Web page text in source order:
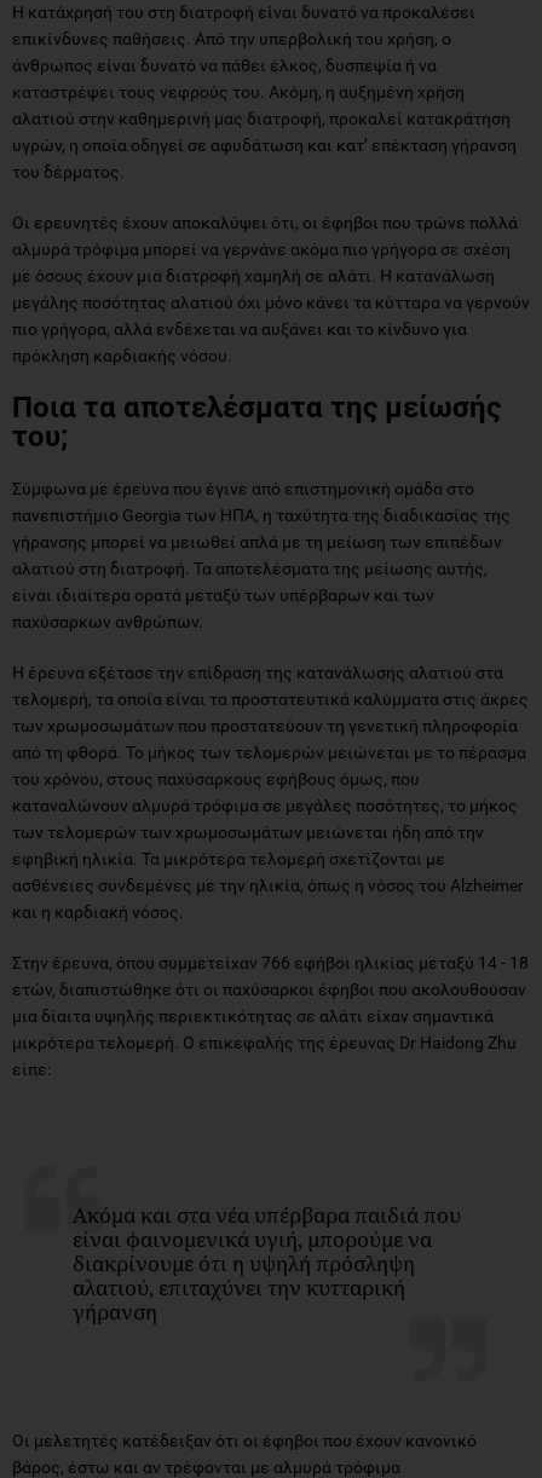
Η κατάχρησή του στη διατροφή είναι δυνατό να προκαλέσει
επικίνδυνες παθήσεις. Από την υπερβολική του χρήση, ο
άνθρωπος είναι δυνατό να πάθει έλκος, δυσπεψία ή να
καταστρέψει τους νεφρούς του. Ακόμη, η αυξημένη χρήση
αλατιού στην καθημερινή μας διατροφή, προκαλεί κατακράτηση
υγρών, η οποία οδηγεί σε αφυδάτωση και κατ’ επέκταση γήρανση
του δέρματος.
Οι ερευνητές έχουν αποκαλύψει ότι, οι έφηβοι που τρώνε πολλά
αλμυρά τρόφιμα μπορεί να γερνάνε ακόμα πιο γρήγορα σε σχέση
με όσους έχουν μια διατροφή χαμηλή σε αλάτι. Η κατανάλωση
μεγάλης ποσότητας αλατιού όχι μόνο κάνει τα κύτταρα να γερνούν
πιο γρήγορα, αλλά ενδέχεται να αυξάνει και το κίνδυνο για
πρόκληση καρδιακής νόσου.
Ποια τα αποτελέσματα της μείωσής
του;
Σύμφωνα με έρευνα που έγινε από επιστημονική ομάδα στο
πανεπιστήμιο Georgia των ΗΠΑ, η ταχύτητα της διαδικασίας της
γήρανσης μπορεί να μειωθεί απλά με τη μείωση των επιπέδων
αλατιού στη διατροφή. Τα αποτελέσματα της μείωσης αυτής,
είναι ιδιαίτερα ορατά μεταξύ των υπέρβαρων και των
παχύσαρκων ανθρώπων.
Η έρευνα εξέτασε την επίδραση της κατανάλωσης αλατιού στα
τελομερή, τα οποία είναι τα προστατευτικά καλύμματα στις άκρες
των χρωμοσωμάτων που προστατεύουν τη γενετική πληροφορία
από τη φθορά. Το μήκος των τελομερών μειώνεται με το πέρασμα
του χρόνου, στους παχύσαρκους εφήβους όμως, που
καταναλώνουν αλμυρά τρόφιμα σε μεγάλες ποσότητες, το μήκος
των τελομερών των χρωμοσωμάτων μειώνεται ήδη από την
εφηβική ηλικία. Τα μικρότερα τελομερή σχετίζονται με
ασθένειες συνδεμένες με την ηλικία, όπως η νόσος του Alzheimer
και η καρδιακή νόσος.
Στην έρευνα, όπου συμμετείχαν 766 εφήβοι ηλικίας μεταξύ 14 - 18
ετών, διαπιστώθηκε ότι οι παχύσαρκοι έφηβοι που ακολουθούσαν
μια δίαιτα υψηλής περιεκτικότητας σε αλάτι είχαν σημαντικά
μικρότερα τελομερή. Ο επικεφαλής της έρευνας Dr Haidong Zhu
είπε:
Ακόμα και στα νέα υπέρβαρα παιδιά που
είναι φαινομενικά υγιή, μπορούμε να
διακρίνουμε ότι η υψηλή πρόσληψη
αλατιού, επιταχύνει την κυτταρική
γήρανση
Οι μελετητές κατέδειξαν ότι οι έφηβοι που έχουν κανονικό
βάρος, έστω και αν τρέφονται με αλμυρά τρόφιμα